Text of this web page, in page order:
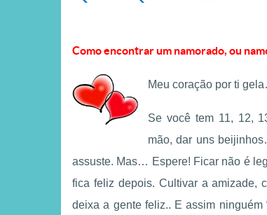
Como encontrar um namorado, ou
Meu coração por ti
Se você tem 11, 12,
mão, dar uns
assuste. Mas… Espere! Ficar não é
fica feliz depois. Cultivar a amizade,
deixa a gente feliz.. E assim ninguém
formação de
cristãos no dia a dia.
Fé
uma
o